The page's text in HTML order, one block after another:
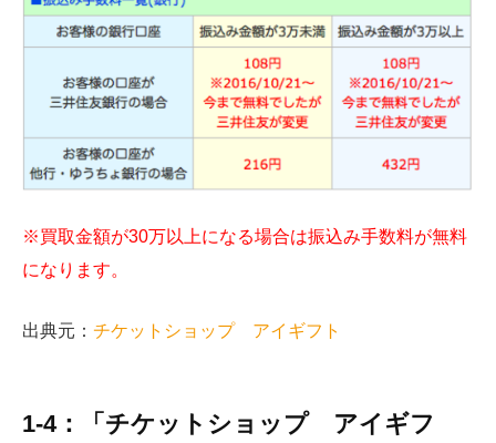
※買取金額が30万以上になる場合は振込み手数料が無料
になります。
出典元： チケットショップ アイギフト
1-4：「チケットショップ アイギフ